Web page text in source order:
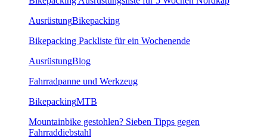
AusrüstungBikepacking
Bikepacking Packliste für ein Wochenende
AusrüstungBlog
Fahrradpanne und Werkzeug
BikepackingMTB
Mountainbike gestohlen? Sieben Tipps gegen
Fahrraddiebstahl